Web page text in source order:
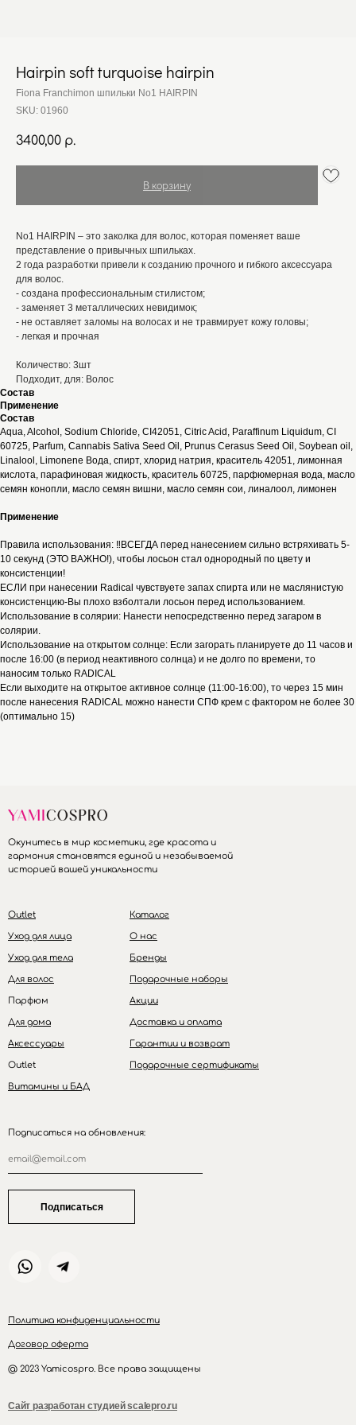
Hairpin soft turquoise hairpin
Fiona Franchimon шпильки No1 HAIRPIN
SKU: 01960
3400,00 р.
В корзину
No1 HAIRPIN – это заколка для волос, которая поменяет ваше
представление о привычных шпильках.
2 года разработки привели к созданию прочного и гибкого аксессуара
для волос.
- создана профессиональным стилистом;
- заменяет 3 металлических невидимок;
- не оставляет заломы на волосах и не травмирует кожу головы;
- легкая и прочная
Количество: 3шт
Подходит, для: Волос
Состав
Применение
Состав
Aqua, Alcohol, Sodium Chloride, CI42051, Citric Acid, Paraffinum Liquidum, CI
60725, Parfum, Cannabis Sativa Seed Oil, Prunus Cerasus Seed Oil, Soybean oil,
Linalool, Limonene Вода, спирт, хлорид натрия, краситель 42051, лимонная
кислота, парафиновая жидкость, краситель 60725, парфюмерная вода, масло
семян конопли, масло семян вишни, масло семян сои, линалоол, лимонен
Применение
Правила использования: ‼️ВСЕГДА перед нанесением сильно встряхивать 5-
10 секунд (ЭТО ВАЖНО!), чтобы лосьон стал однородный по цвету и
консистенции!
ЕСЛИ при нанесении Radical чувствуете запах спирта или не маслянистую
консистенцию-Вы плохо взболтали лосьон перед использованием.
Использование в солярии: Нанести непосредственно перед загаром в
солярии.
Использование на открытом солнце: Если загорать планируете до 11 часов и
после 16:00 (в период неактивного солнца) и не долго по времени, то
наносим только RADICAL
Если выходите на открытое активное солнце (11:00-16:00), то через 15 мин
после нанесения RADICAL можно нанести СПФ крем с фактором не более 30
(оптимально 15)
Outlet
Окунитесь в мир косметики, где красота и
гармония становятся единой и незабываемой
историей вашей уникальности
Политика конфиденциальности
Договор оферта
@ 2023 Yamicospro. Все права защищены
Уход для лица
Уход для тела
Для волос
Парфюм
Для дома
Аксессуары
Сайт разработан студией scalepro.ru
Outlet
Витамины и БАД
Каталог
О нас
Бренды
Подарочные наборы
Акции
Доставка и оплата
Гарантии и возврат
Подарочные сертификаты
Подписаться на обновления:
Подписаться